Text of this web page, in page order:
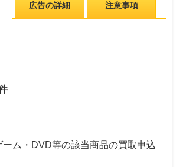
広告の詳細 注意事項
ーム・DVD等の該当商品の買取申込